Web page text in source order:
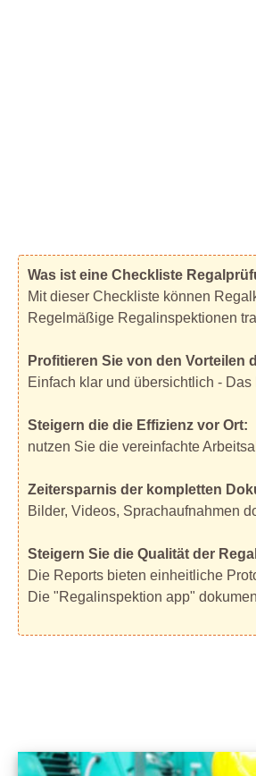
Was ist eine Checkliste
Mit dieser Checkliste können
Regelmäßige Regalinspektionen
Profitieren Sie von den Vorteilen
Einfach klar und übersichtlich -
Steigern die die Effizienz vor Ort:
nutzen Sie die vereinfachte
Zeitersparnis der kompletten
Bilder, Videos, Sprachaufnahmen
Steigern Sie die Qualität der
Die Reports bieten einheitliche
Die "Regalinspektion app"